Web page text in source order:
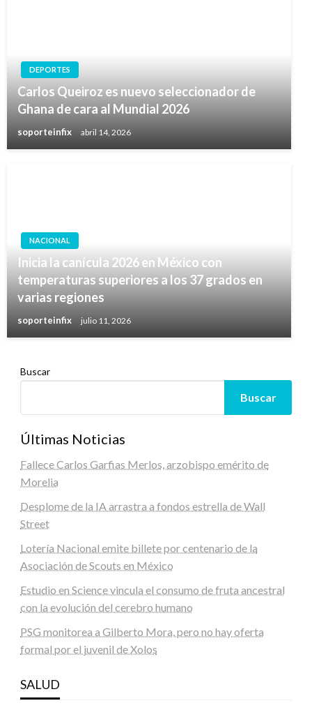
DEPORTES
Carlos Queiroz es nuevo seleccionador de
Ghana de cara al Mundial 2026
soporteinfix abril 14, 2026
NACIONAL
Inicia la canícula 2026 en México con
temperaturas superiores a los 37 grados en
varias regiones
soporteinfix julio 11, 2026
Buscar
Buscar
Últimas Noticias
Fallece Carlos Garfias Merlos, arzobispo emérito de
Morelia
Desplome de la IA arrastra a fondos estrella de Wall
Street
Lotería Nacional emite billete por centenario de la
Asociación de Scouts en México
Estudio en Science vincula el consumo de fruta ancestral
con la evolución del cerebro humano
PSG monitorea a Gilberto Mora, pero no hay oferta
formal por el juvenil de Xolos
SALUD